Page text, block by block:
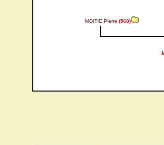
MOITIE Pierre (568)